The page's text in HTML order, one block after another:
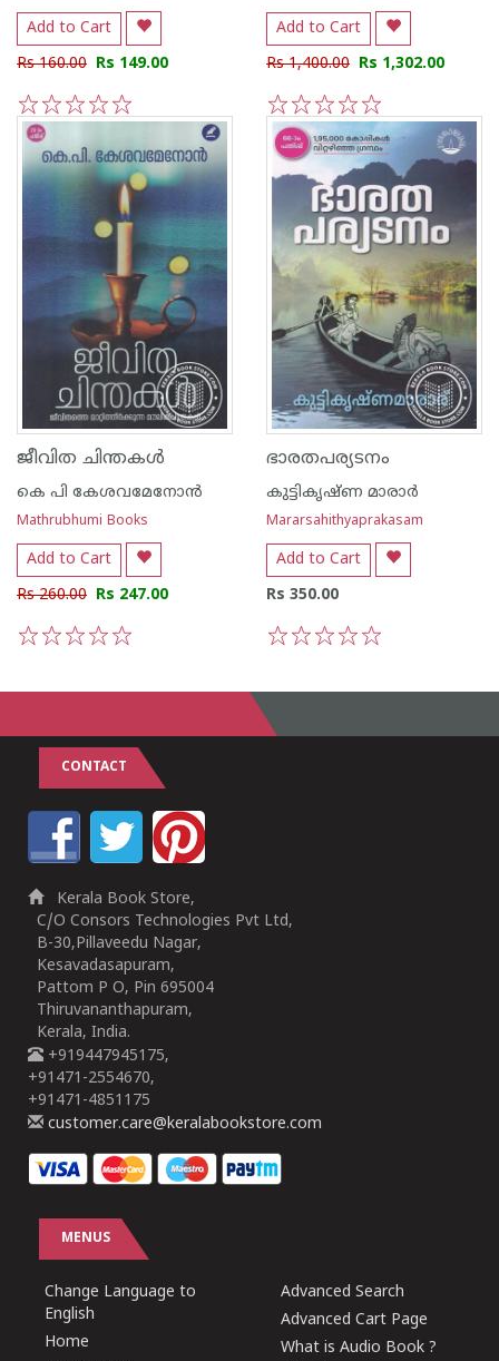
Add to Cart
Rs 160.00 Rs 149.00
5
4
3
2
1
Add to Cart
Rs 1,400.00 Rs 1,302.00
5
4
3
2
1
ജീവിത ചിന്തകള്‍
കെ പി കേശവമേനോന്‍
Mathrubhumi Books
Add to Cart
Rs 260.00 Rs 247.00
ഭാരതപര്യടനം
കുട്ടികൃഷ്ണ മാരാര്‍
Mararsahithyaprakasam
Add to Cart
Rs 350.00
CONTACT
Kerala Book Store,
C/O Consors Technologies Pvt Ltd,
B-30,Pillaveedu Nagar,
Kesavadasapuram,
Pattom P O, Pin 695004
Thiruvananthapuram,
Kerala, India.
+919447945175,
+91471-2554670,
+91471-4851175
customer.care@keralabookstore.com
MENUS
Change Language to
English
Home
Advanced Search
Advanced Cart Page
What is Audio Book ?